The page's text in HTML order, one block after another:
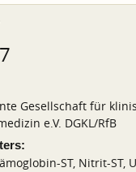
Gesellschaft für
e.V. DGKL/RfB
ST, Nitrit-ST,